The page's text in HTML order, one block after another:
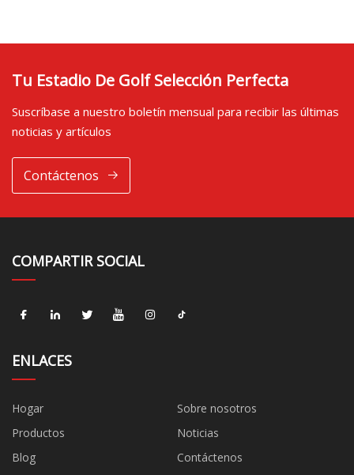
Tu Estadio De Golf Selección Perfecta
Suscríbase a nuestro boletín mensual para recibir las últimas
noticias y artículos
Contáctenos
COMPARTIR SOCIAL
ENLACES
Hogar
Sobre nosotros
Productos
Noticias
Blog
Contáctenos